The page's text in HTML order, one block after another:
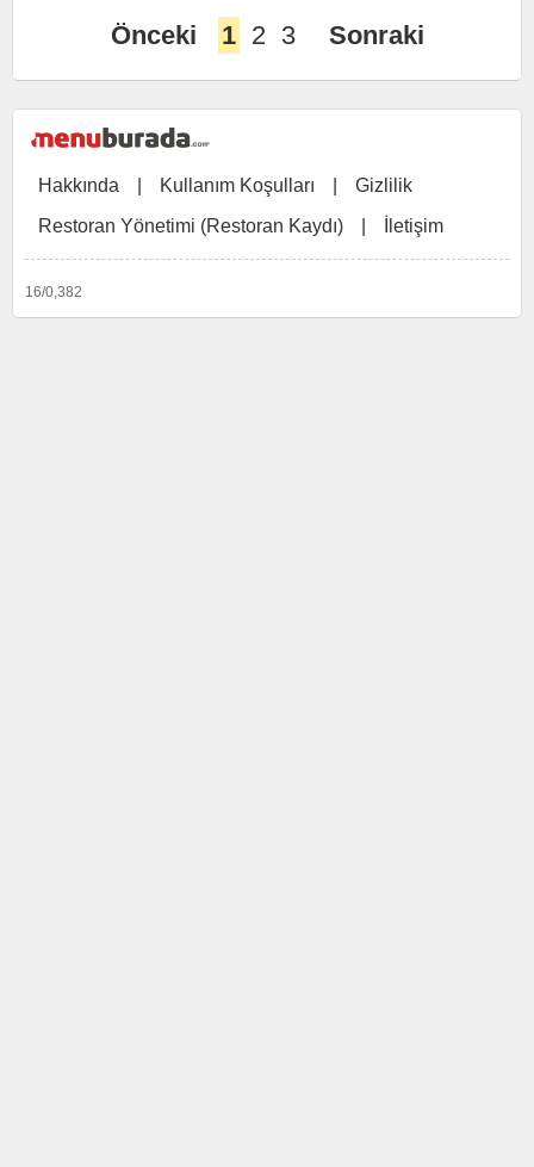
Önceki 1 2 3 Sonraki
Hakkında Kullanım Koşulları
Gizlilik
Restoran Yönetimi (Restoran Kaydı)
İletişim
16/0,382